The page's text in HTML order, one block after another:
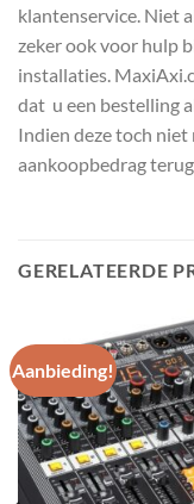
klantenservice. Niet
zeker ook voor hulp
installaties.
dat u een bestelling
Indien deze toch niet
aankoopbedrag
GERELATEERDE
Aanbieding!